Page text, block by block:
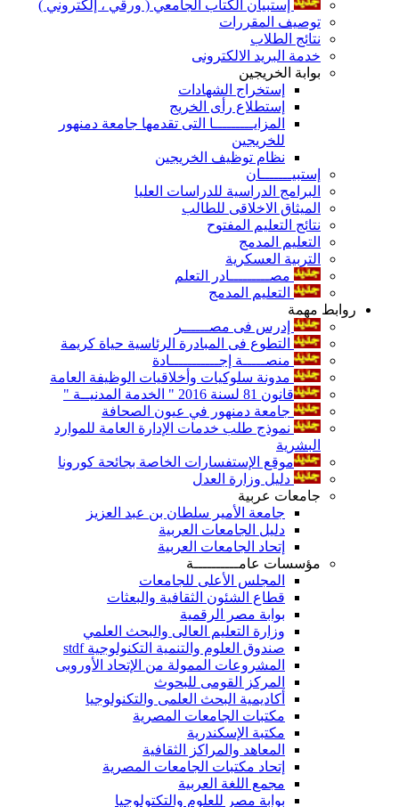
إستبيان الكتاب الجامعي ( ورقي ، إلكتروني )
توصيف المقررات
نتائج الطلاب
خدمة البريد الالكترونى
بوابة الخريجين
إستخراج الشهادات
إستطلاع رأى الخريج
المزايـــــــــا التى تقدمها جامعة دمنهور
للخريجين
نظام توظيف الخريجين
إستبيـــــــان
البرامج الدراسية للدراسات العليا
الميثاق الاخلاقى للطالب
نتائج التعليم المفتوح
التعليم المدمج
التربية العسكرية
مصـــــــــادر التعلم
التعليم المدمج
روابط مهمة
إدرس فى مصــــــر
التطوع فى المبادرة الرئاسية حياة كريمة
منصـــــة إجـــــــــــادة
مدونة سلوكيات وأخلاقيات الوظيفة العامة
قانون 81 لسنة 2016 " الخدمة المدنيــة "
جامعة دمنهور في عيون الصحافة
نموذج طلب خدمات الإدارة العامة للموارد
البشرية
موقع الإستفسارات الخاصة بجائحة كورونا
دليل وزارة العدل
جامعات عربية
جامعة الأمير سلطان بن عبد العزيز
دليل الجامعات العربية
إتحاد الجامعات العربية
مؤسسات عامــــــــــة
المجلس الأعلى للجامعات
قطاع الشئون الثقافية والبعثات
بوابة مصر الرقمية
وزارة التعليم العالى والبحث العلمي
صندوق العلوم والتنمية التكنولوجية stdf
المشروعات الممولة من الإتحاد الأوروبى
المركز القومى للبحوث
أكاديمية البحث العلمى والتكنولوجيا
مكتبات الجامعات المصرية
مكتبة الإسكندرية
المعاهد والمراكز الثقافية
إتحاد مكتبات الجامعات المصرية
مجمع اللغة العربية
بوابة مصر للعلوم والتكتولوجيا